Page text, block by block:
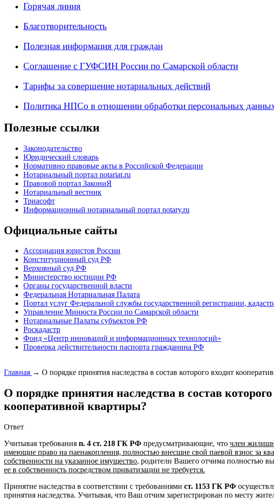
Горячая линия
Благотворительность
Полезная информация для граждан
Соглашение с ГУФСИН России по Самарской области
Тарифы за совершение нотариальных действий
Политика НПСо в отношении обработки персональных
Полезные ссылки
Законодательство
Юридический словарь
Нормативно правовые акты в Российской Федерации
Нотариальный портал notariat.ru
Правовой портал ЗакониЯ
Нотариальный вестник
Триасофт
Информационный нотариальный портал notary.ru
Официальные сайты
Ассоциация юристов России
Конституционный суд РФ
Верховный суд РФ
Министерство юстиции РФ
Органы государственной власти
Федеральная Нотариальная Палата
Портал услуг Федеральной службы государственной регистрации,
Управление Минюста России по Самарской области
Нотариальные Палаты субъектов РФ
Роскадастр
Фонд «Центр инноваций и информационных технологий»
Проверка действительности паспорта гражданина РФ
Главная → О порядке принятия наследства в состав которого входит
О порядке принятия наследства в состав
кооперативной квартиры?
Ответ
Учитывая требования п. 4 ст. 218 ГК РФ предусматривающие, что член
имеющие право на паенакопления, полностью внесшие свой паевой взнос за
собственности на указанное имущество, родители Вашего отчима полностью
ее в собственность посредством приватизации не требуется.
Принятие наследства в соответствии с требованиями ст. 1153 ГК РФ
принятия наследства. Учитывая, что Ваш отчим зарегистрирован по месту